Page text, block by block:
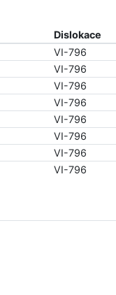
Dislokace
VI-796
VI-796
VI-796
VI-796
VI-796
VI-796
VI-796
VI-796